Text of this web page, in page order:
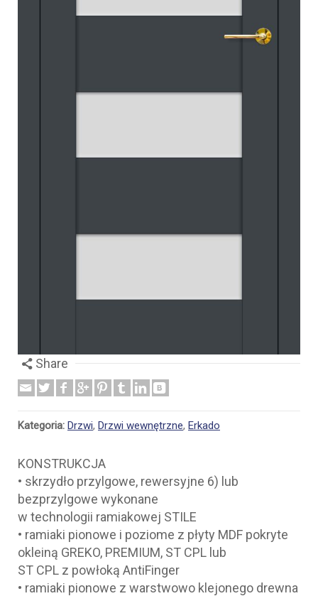
Share
Kategoria: Drzwi, Drzwi wewnętrzne, Erkado
KONSTRUKCJA
• skrzydło przylgowe, rewersyjne 6) lub
bezprzylgowe wykonane
w technologii ramiakowej STILE
• ramiaki pionowe i poziome z płyty MDF pokryte
okleiną GREKO, PREMIUM, ST CPL lub
ST CPL z powłoką AntiFinger
• ramiaki pionowe z warstwowo klejonego drewna